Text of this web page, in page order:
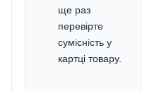
ще раз
перевірте
сумісність у
картці товару.